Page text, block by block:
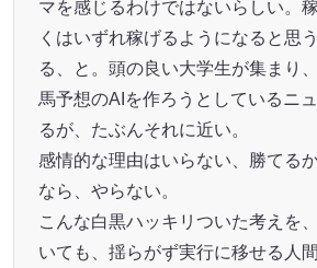
マを感じるわけではないらしい。
くはいずれ稼げるようになると思
る、と。頭の良い大学生が集まり
馬予想のAIを作ろうとしているニ
るが、たぶんそれに近い。
感情的な理由はいらない、勝てる
なら、やらない。
こんな白黒ハッキリついた考えを
いても、揺らがず実行に移せる人